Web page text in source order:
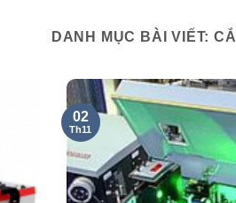
DANH MỤC BÀI VIẾT:
02
Th11